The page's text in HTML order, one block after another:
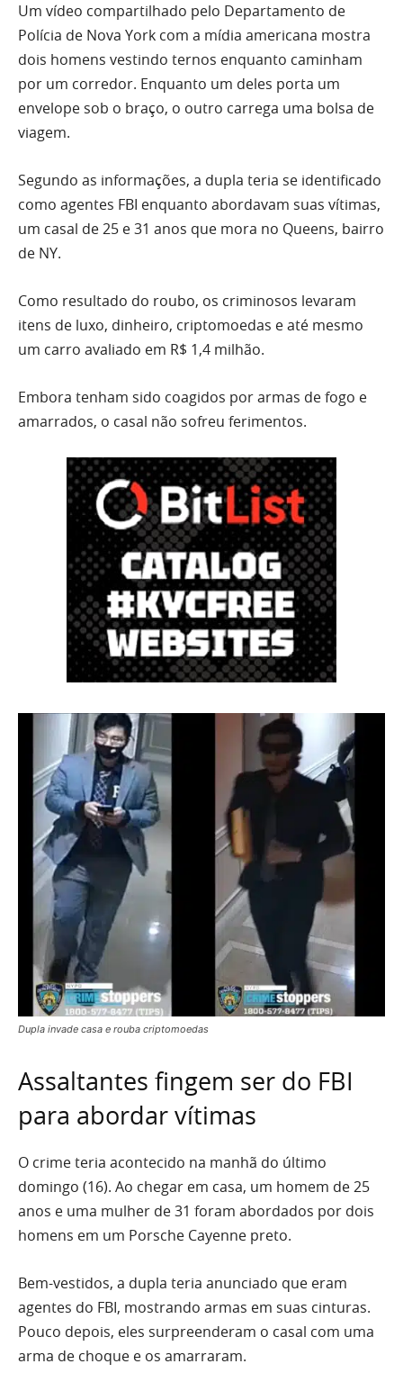
Um vídeo compartilhado pelo Departamento de
Polícia de Nova York com a mídia americana mostra
dois homens vestindo ternos enquanto caminham
por um corredor. Enquanto um deles porta um
envelope sob o braço, o outro carrega uma bolsa de
viagem.
Segundo as informações, a dupla teria se identificado
como agentes FBI enquanto abordavam suas vítimas,
um casal de 25 e 31 anos que mora no Queens, bairro
de NY.
Como resultado do roubo, os criminosos levaram
itens de luxo, dinheiro, criptomoedas e até mesmo
um carro avaliado em R$ 1,4 milhão.
Embora tenham sido coagidos por armas de fogo e
amarrados, o casal não sofreu ferimentos.
Dupla invade casa e rouba criptomoedas
Assaltantes fingem ser do FBI
para abordar vítimas
O crime teria acontecido na manhã do último
domingo (16). Ao chegar em casa, um homem de 25
anos e uma mulher de 31 foram abordados por dois
homens em um Porsche Cayenne preto.
Bem-vestidos, a dupla teria anunciado que eram
agentes do FBI, mostrando armas em suas cinturas.
Pouco depois, eles surpreenderam o casal com uma
arma de choque e os amarraram.